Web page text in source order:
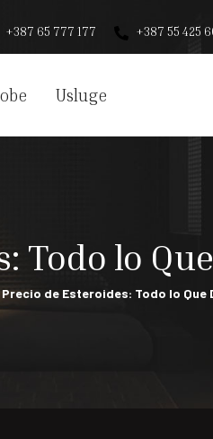
+387 65 777 177 +387 55 425
Usluge
Todo lo
Precio de Esteroides: Todo lo Que